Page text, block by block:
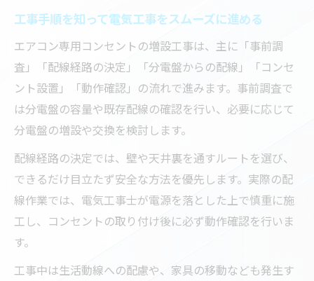
工事手順を知って電気工事をスムーズに進める
エアコン専用コンセントの増設工事は、主に「事前調
査」「配線経路の決定」「分電盤からの配線」「コンセ
ント設置」「動作確認」の流れで進みます。事前調査で
は分電盤の容量や既存配線の確認を行い、必要に応じて
分電盤の増設や交換を検討します。
配線経路の決定では、壁や天井裏を通すルートを選び、
できるだけ目立たず安全な方法を優先します。実際の配
線作業では、電気工事士が電源を落とした上で慎重に施
工し、コンセントの取り付け後に必ず動作確認を行いま
す。
工事中は生活動線への配慮や、家具の移動なども発生す